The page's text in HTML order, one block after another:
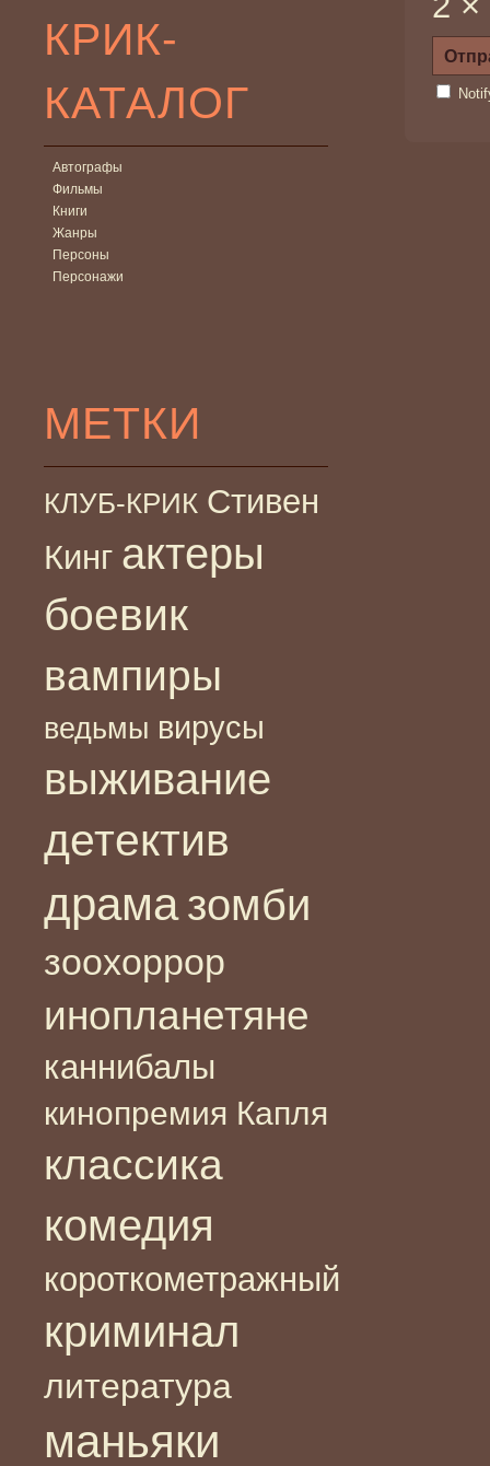
КРИК-
КАТАЛОГ
Автографы
Фильмы
Книги
Жанры
Персоны
Персонажи
МЕТКИ
КЛУБ-КРИК Стивен
Кинг актеры
боевик
вампиры
ведьмы вирусы
выживание
детектив
драма зомби
зоохоррор
инопланетяне
каннибалы
кинопремия Капля
классика
комедия
короткометражный
криминал
литература
маньяки